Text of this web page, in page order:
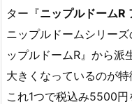
ター『ニップルドームR
ニップルドームシリー
ップルドームR』から派
大きくなっているのが特
これ1つで税込み5500